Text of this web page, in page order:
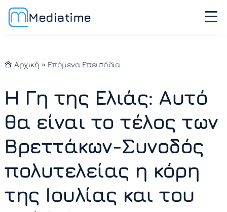
Mediatime
Αρχική » Επόμενα Επεισόδια
Η Γη της Ελιάς: Αυτό
θα είναι το τέλος των
Βρεττάκων-Συνοδός
πολυτελείας η κόρη
της Ιουλίας και του